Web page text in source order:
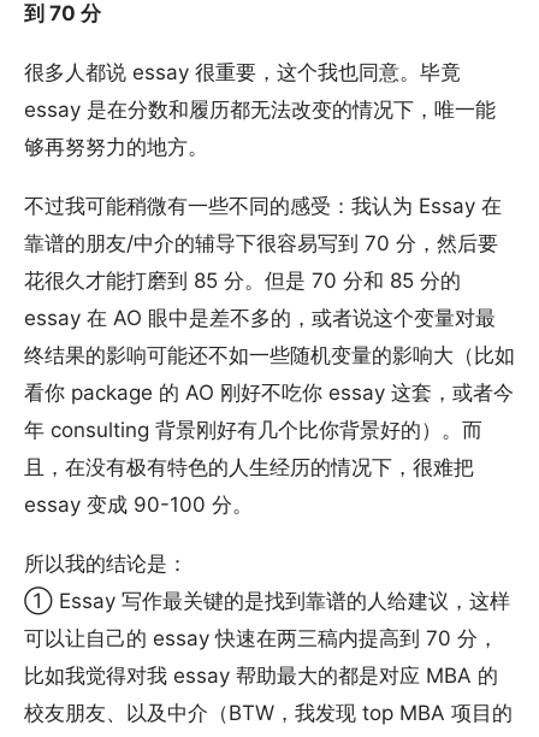
到 70 分
很多人都说 essay 很重要，这个我也同意。毕竟
essay 是在分数和履历都无法改变的情况下，唯一能
够再努努力的地方。
不过我可能稍微有一些不同的感受：我认为 Essay 在
靠谱的朋友/中介的辅导下很容易写到 70 分，然后要
花很久才能打磨到 85 分。但是 70 分和 85 分的
essay 在 AO 眼中是差不多的，或者说这个变量对最
终结果的影响可能还不如一些随机变量的影响大（比如
看你 package 的 AO 刚好不吃你 essay 这套，或者今
年 consulting 背景刚好有几个比你背景好的）。而
且，在没有极有特色的人生经历的情况下，很难把
essay 变成 90-100 分。
所以我的结论是：
① Essay 写作最关键的是找到靠谱的人给建议，这样
可以让自己的 essay 快速在两三稿内提高到 70 分，
比如我觉得对我 essay 帮助最大的都是对应 MBA 的
校友朋友、以及中介（BTW，我发现 top MBA 项目的